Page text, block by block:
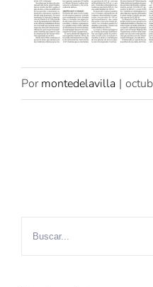
Pormontedelavilla |